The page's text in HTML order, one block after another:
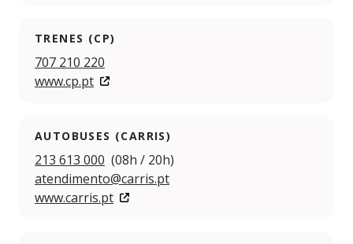
TRENES (CP)
707 210 220
www.cp.pt
AUTOBUSES (CARRIS)
213 613 000 (08h / 20h)
atendimento@carris.pt
www.carris.pt